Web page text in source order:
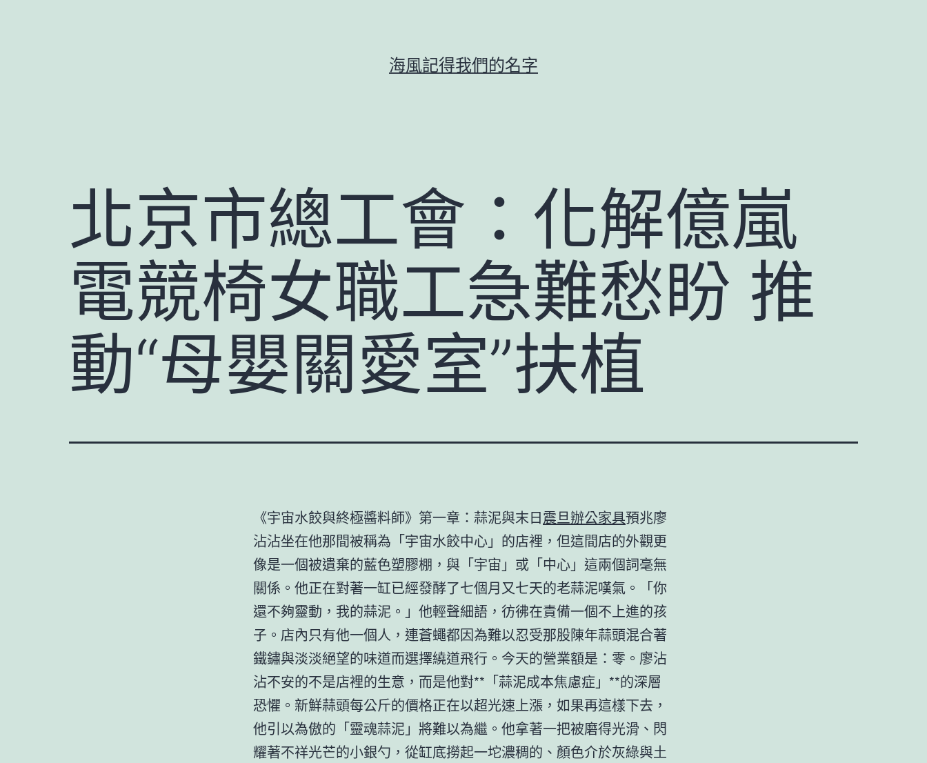
海風記得我們的名字
北京市總工會：化解億嵐
電競椅女職工急難愁盼 推
動“母嬰關愛室”扶植
《宇宙水餃與終極醬料師》第一章：蒜泥與末日震旦辦公家具預兆廖
沾沾坐在他那間被稱為「宇宙水餃中心」的店裡，但這間店的外觀更
像是一個被遺棄的藍色塑膠棚，與「宇宙」或「中心」這兩個詞毫無
關係。他正在對著一缸已經發酵了七個月又七天的老蒜泥嘆氣。「你
還不夠靈動，我的蒜泥。」他輕聲細語，彷彿在責備一個不上進的孩
子。店內只有他一個人，連蒼蠅都因為難以忍受那股陳年蒜頭混合著
鐵鏽與淡淡絕望的味道而選擇繞道飛行。今天的營業額是：零。廖沾
沾不安的不是店裡的生意，而是他對**「蒜泥成本焦慮症」**的深層
恐懼。新鮮蒜頭每公斤的價格正在以超光速上漲，如果再這樣下去，
他引以為傲的「靈魂蒜泥」將難以為繼。他拿著一把被磨得光滑、閃
耀著不祥光芒的小銀勺，從缸底撈起一坨濃稠的、顏色介於灰綠與土